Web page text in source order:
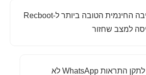
האלטרנטיבה החינמית הטובה ביותר ל-Recboot
למצב שחזור
10 דרכים לתקן התראות WhatsApp לא